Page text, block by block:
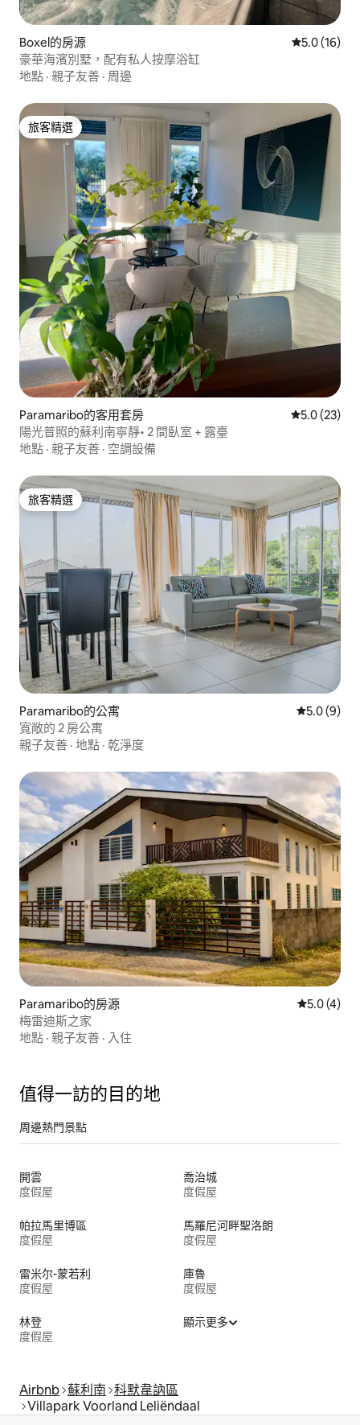
Boxel的房源 從 16 則評
5.0 (16)
豪華海濱別墅，配有私人按摩浴缸
地點 · 親子友善 · 周邊
旅客精選
旅客精選
Paramaribo的客用套房 從 23 則評
5.0 (23)
陽光普照的蘇利南寧靜• 2 間臥室 + 露臺
地點 · 親子友善 · 空調設備
旅客精選
旅客精選
Paramaribo的公寓 從 9 則評
5.0 (9)
寬敞的 2 房公寓
親子友善 · 地點 · 乾淨度
Paramaribo的房源 從 4 則評
5.0 (4)
梅雷迪斯之家
地點 · 親子友善 · 入住
值得一訪的目的地
周邊熱門景點
開雲
度假屋
喬治城
度假屋
帕拉馬里博區
度假屋
馬羅尼河畔聖洛朗
度假屋
雷米尔-蒙若利
度假屋
庫魯
度假屋
林登
度假屋
顯示更多
Airbnb 蘇利南 科默韋訥區
Villapark Voorland Leliëndaal